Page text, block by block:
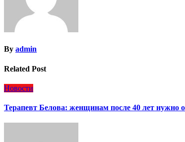
By admin
Related Post
Новости
Терапевт Белова: женщинам после 40 лет нужно